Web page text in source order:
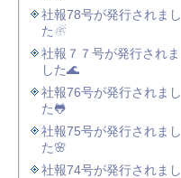
社報78号が発行されまし
た☃
社報７７号が発行されま
した🌊
社報76号が発行されまし
た🐸
社報75号が発行されまし
た🌸
社報74号が発行されまし